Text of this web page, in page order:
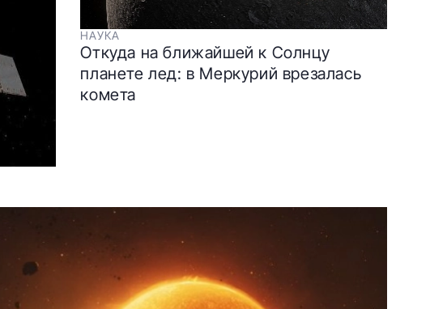
НАУКА
Откуда на ближайшей к Солнцу
планете лед: в Меркурий врезалась
комета